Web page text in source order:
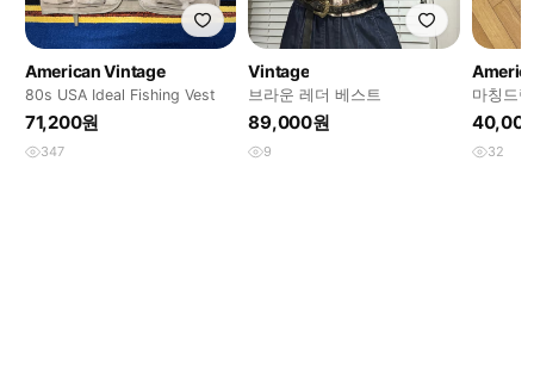
American Vintage
80s USA Ideal Fishing Vest
71,200원
347
Vintage
브라운 레더 베스트
89,000원
9
마칭드
베스트
32